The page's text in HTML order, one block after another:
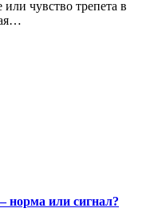
чувство трепета в
норма или сигнал?